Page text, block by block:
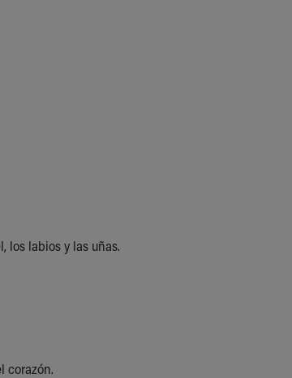
los labios y las uñas.
corazón.